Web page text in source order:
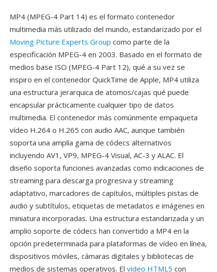
MP4 (MPEG-4 Part 14) es el formato contenedor
multimedia más utilizado del mundo, estandarizado por el
Moving Picture Experts Group como parte de la
especificación MPEG-4 en 2003. Basado en el formato de
medios base ISO (MPEG-4 Part 12), qué a su vez se
inspiro en el contenedor QuickTime de Apple, MP4 utiliza
una estructura jerarquica de atomos/cajas qué puede
encapsular prácticamente cualquier tipo de datos
multimedia. El contenedor más comúnmente empaqueta
vídeo H.264 o H.265 con audio AAC, aunque también
soporta una amplía gama de códecs alternativos
incluyendo AV1, VP9, MPEG-4 Visual, AC-3 y ALAC. El
diseño soporta funciones avanzadas como indicaciones de
streaming para descarga progresiva y streaming
adaptativo, marcadores de capítulos, múltiples pistas de
audio y subtítulos, etiquetas de metadatos e imágenes en
miniatura incorporadas. Una estructura estandarizada y un
amplio soporte de códecs han convertido a MP4 en la
opción predeterminada para plataformas de vídeo en línea,
dispositivos móviles, cámaras digitales y bibliotecas de
medios de sistemas operativos. El vídeo HTML5 con